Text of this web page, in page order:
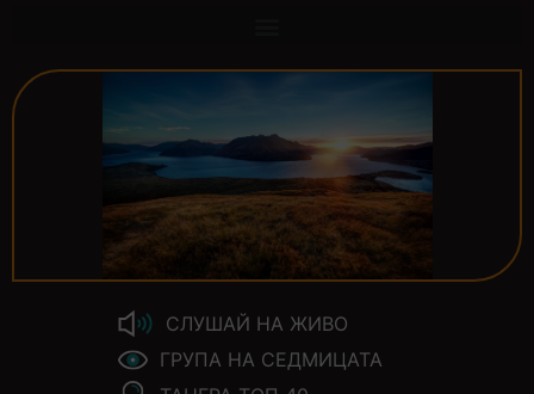
СЛУШАЙ НА ЖИВО
ГРУПА НА СЕДМИЦАТА